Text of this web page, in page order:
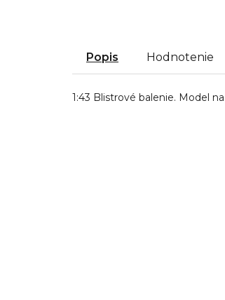
Popis Hodnotenie
1:43 Blistrové balenie. Model